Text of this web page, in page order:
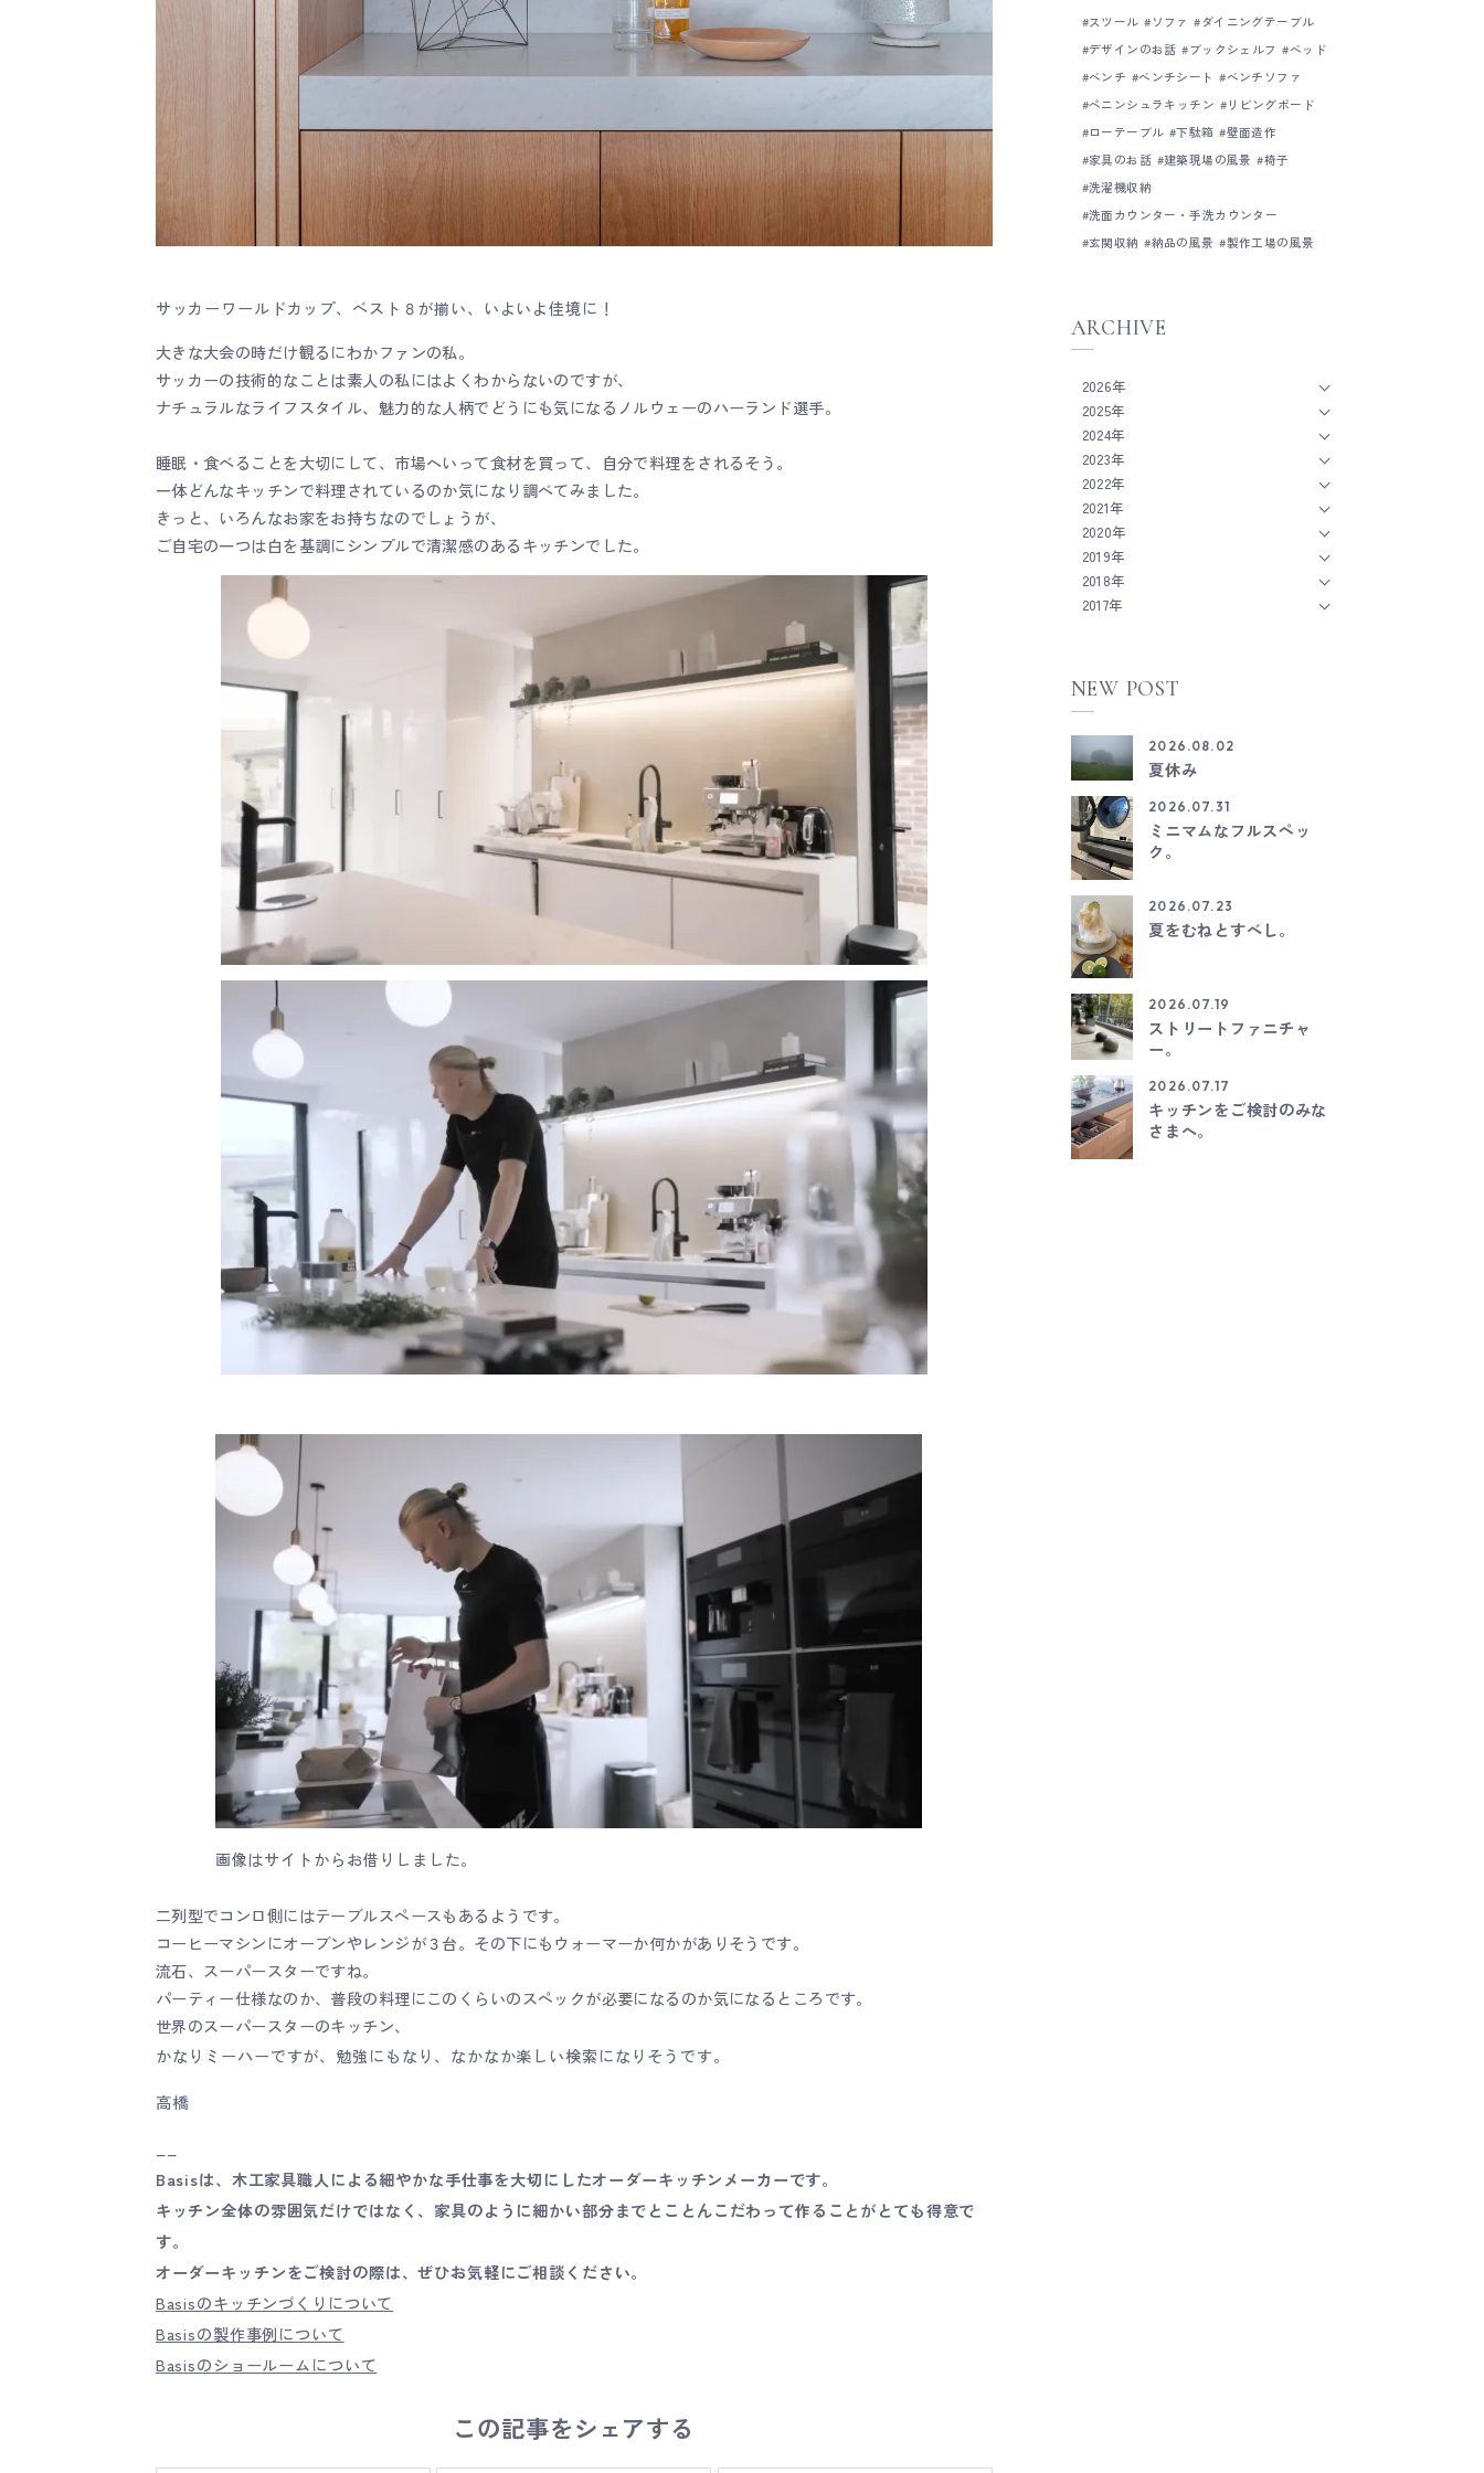
サッカーワールドカップ、ベスト８が揃い、いよいよ佳境に！
大きな大会の時だけ観るにわかファンの私。
サッカーの技術的なことは素人の私にはよくわからないのですが、
ナチュラルなライフスタイル、魅力的な人柄でどうにも気になるノルウェーのハーランド選手。
睡眠・食べることを大切にして、市場へいって食材を買って、自分で料理をされるそう。
一体どんなキッチンで料理されているのか気になり調べてみました。
きっと、いろんなお家をお持ちなのでしょうが、
ご自宅の一つは白を基調にシンプルで清潔感のあるキッチンでした。
画像はサイトからお借りしました。
二列型でコンロ側にはテーブルスペースもあるようです。
コーヒーマシンにオーブンやレンジが３台。その下にもウォーマーか何かがありそうです。
流石、スーパースターですね。
パーティー仕様なのか、普段の料理にこのくらいのスペックが必要になるのか気になるところです。
世界のスーパースターのキッチン、
かなりミーハーですが、勉強にもなり、なかなか楽しい検索になりそうです。
高橋
Basisは、木工家具職人による細やかな手仕事を大切にしたオーダーキッチンメーカーです。
キッチン全体の雰囲気だけではなく、家具のように細かい部分までとことんこだわって作ることがとても得意で
す。
オーダーキッチンをご検討の際は、ぜひお気軽にご相談ください。
Basisのキッチンづくりについて
Basisの製作事例について
Basisのショールームについて
この記事をシェアする
スツール
ソファ
ダイニングテーブル
デザインのお話
ブックシェルフ
ベッド
ベンチ
ベンチシート
ベンチソファ
ペニンシュラキッチン
リビングボード
ローテーブル
下駄箱
壁面造作
家具のお話
建築現場の風景
椅子
洗濯機収納
洗面カウンター・手洗カウンター
玄関収納
納品の風景 製作工場の風景
ARCHIVE
2026年
2025年
2024年
2023年
2022年
2021年
2020年
2019年
2018年
2017年
NEW POST
2026.08.02
夏休み
2026.07.31
ミニマムなフルスペッ
ク。
2026.07.23
夏をむねとすべし。
2026.07.19
ストリートファニチャ
ー。
2026.07.17
キッチンをご検討のみな
さまへ。